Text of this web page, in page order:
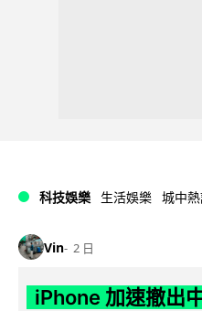
科技娛樂 生活娛樂 城中
Vin 2 日
iPhone 加速撤出